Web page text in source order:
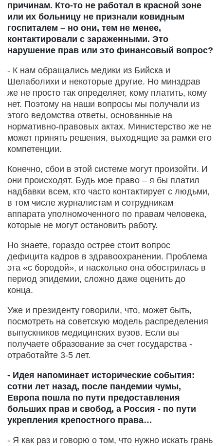
причинам. Кто-то не работал в красной зоне
или их больницу не признали ковидным
госпиталем – но они, тем не менее,
контактировали с зараженными. Это
нарушение прав или это финансовый вопрос?
- К нам обращались медики из Бийска и
Шелаболихи и некоторые другие. Но минздрав
же не просто так определяет, кому платить, кому
нет. Поэтому на наши вопросы мы получали из
этого ведомства ответы, основанные на
нормативно-правовых актах. Министерство же не
может принять решения, выходящие за рамки его
компетенции.
Конечно, сбои в этой системе могут произойти. И
они происходят. Будь мое право – я бы платил
надбавки всем, кто часто контактирует с людьми,
в том числе журналистам и сотрудникам
аппарата уполномоченного по правам человека,
которые не могут остановить работу.
Но знаете, гораздо острее стоит вопрос
дефицита кадров в здравоохранении. Проблема
эта «с бородой», и насколько она обострилась в
период эпидемии, сложно даже оценить до
конца.
Уже и президенту говорили, что, может быть,
посмотреть на советскую модель распределения
выпускников медицинских вузов. Если вы
получаете образование за счет государства -
отработайте 3-5 лет.
- Идея напоминает исторические события:
сотни лет назад, после пандемии чумы,
Европа пошла по пути предоставления
больших прав и свобод, а Россия - по пути
укрепления крепостного права…
- Я как раз и говорю о том, что нужно искать грань